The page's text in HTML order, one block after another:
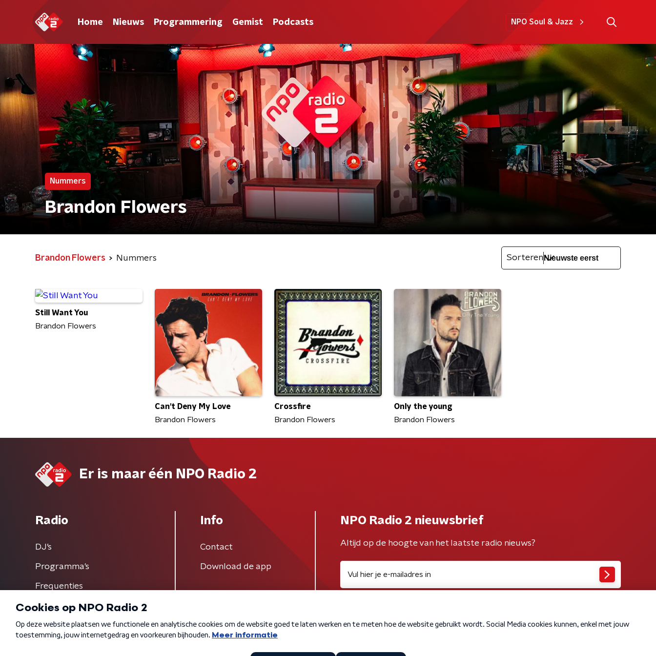
Home Nieuws Programmering Gemist Podcasts NPO Soul & Jazz
Nummers
Brandon Flowers
Brandon Flowers Nummers Sorteren
Still Want You
Brandon Flowers
Can't Deny My Love
Brandon Flowers
Crossfire
Brandon Flowers
Only the young
Brandon Flowers
Er is maar één NPO Radio 2
Radio
DJ’s
Programma's
Frequenties
Info
Contact
Download de app
NPO Radio 2 nieuwsbrief
Altijd op de hoogte van het laatste radio nieuws?
Algemene voorwaarden Privacybeleid